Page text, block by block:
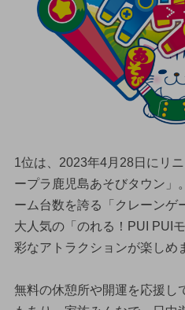
1位は、2023年4月28日にリ
ープラ鹿児島あそびタウン」
ーム台数を誇る「クレーンゲ
大人気の「のれる！PUI PUI
彩なアトラクションが楽しめ
無料の休憩所や開運を応援し